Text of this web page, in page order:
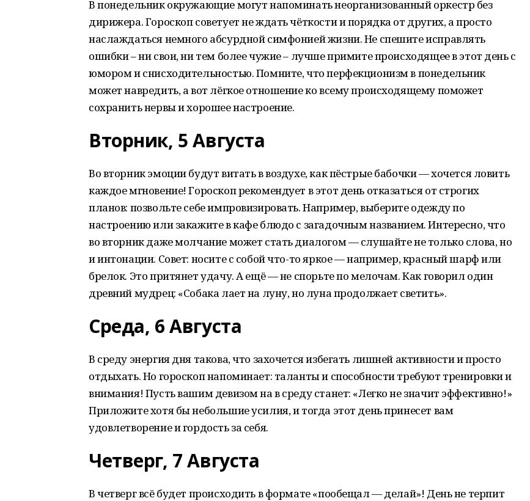
В понедельник окружающие могут напоминать неорганизованный оркестр без
дирижера. Гороскоп советует не ждать чёткости и порядка от других, а просто
наслаждаться немного абсурдной симфонией жизни. Не спешите исправлять
ошибки – ни свои, ни тем более чужие – лучше примите происходящее в этот день с
юмором и снисходительностью. Помните, что перфекционизм в понедельник
может навредить, а вот лёгкое отношение ко всему происходящему поможет
сохранить нервы и хорошее настроение.
Вторник, 5 Августа
Во вторник эмоции будут витать в воздухе, как пёстрые бабочки — хочется ловить
каждое мгновение! Гороскоп рекомендует в этот день отказаться от строгих
планов: позвольте себе импровизировать. Например, выберите одежду по
настроению или закажите в кафе блюдо с загадочным названием. Интересно, что
во вторник даже молчание может стать диалогом — слушайте не только слова, но
и интонации. Совет: носите с собой что-то яркое — например, красный шарф или
брелок. Это притянет удачу. А ещё — не спорьте по мелочам. Как говорил один
древний мудрец: «Собака лает на луну, но луна продолжает светить».
Среда, 6 Августа
В среду энергия дня такова, что захочется избегать лишней активности и просто
отдыхать. Но гороскоп напоминает: таланты и способности требуют тренировки и
внимания! Пусть вашим девизом на в среду станет: «Легко не значит эффективно!»
Приложите хотя бы небольшие усилия, и тогда этот день принесет вам
удовлетворение и гордость за себя.
Четверг, 7 Августа
В четверг всё будет происходить в формате «пообещал — делай»! День не терпит